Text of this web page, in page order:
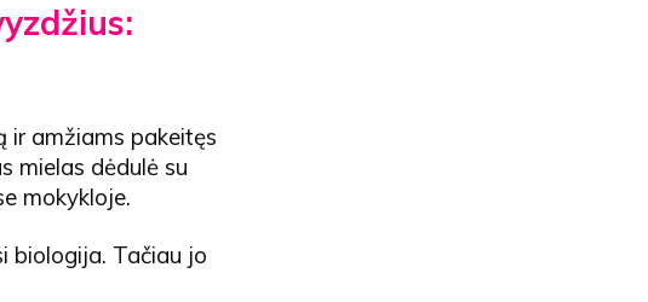
ir amžiams pakeitęs
mielas dėdulė su
mokykloje.
biologija. Tačiau jo